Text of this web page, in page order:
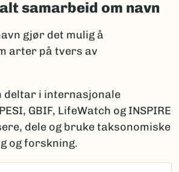
samarbeid om navn
gjør det mulig å
arter på tvers av
deltar i internasjonale
GBIF, LifeWatch og INSPIRE
dele og bruke taksonomiske
og forskning.